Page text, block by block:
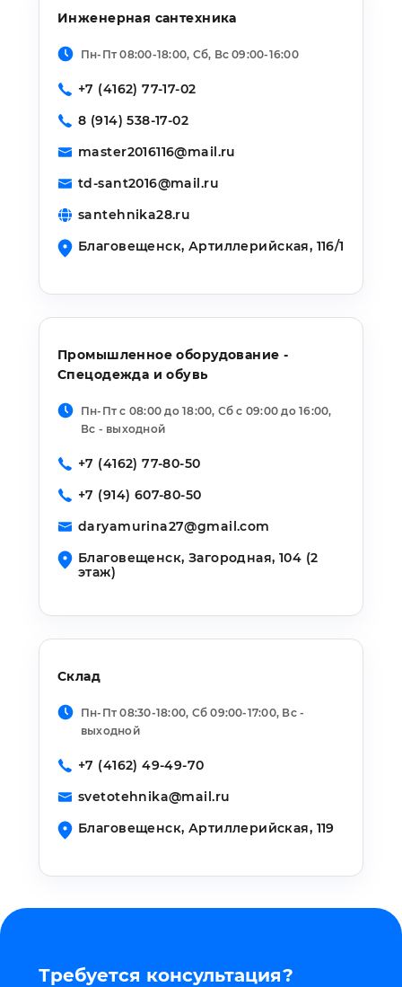
Инженерная сантехника
Пн-Пт 08:00-18:00, Сб, Вс 09:00-16:00
+7 (4162) 77-17-02
8 (914) 538-17-02
master2016116@mail.ru
td-sant2016@mail.ru
santehnika28.ru
Благовещенск, Артиллерийская, 116/1
Промышленное оборудование -
Спецодежда и обувь
Пн-Пт с 08:00 до 18:00, Сб с 09:00 до 16:00,
Вс - выходной
+7 (4162) 77-80-50
+7 (914) 607-80-50
daryamurina27@gmail.com
Благовещенск, Загородная, 104 (2
этаж)
Склад
Пн-Пт 08:30-18:00, Сб 09:00-17:00, Вс -
выходной
+7 (4162) 49-49-70
svetotehnika@mail.ru
Благовещенск, Артиллерийская, 119
Требуется консультация?